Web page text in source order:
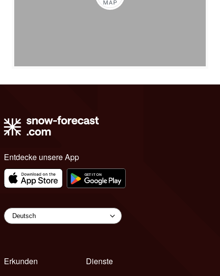
Entdecke unsere App
Erkunden
Dienste